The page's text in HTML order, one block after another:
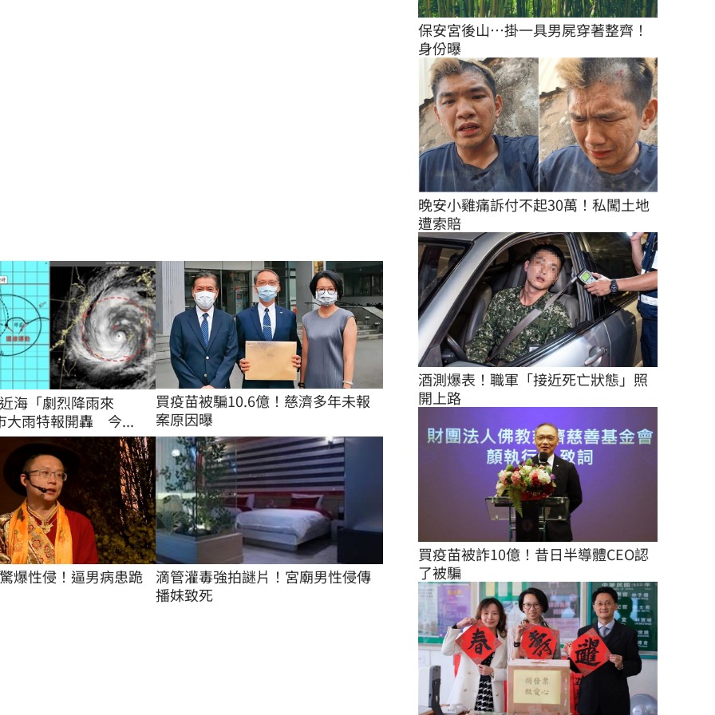
海「劇烈降雨來
大雨特報開轟 今...
買疫苗被騙10.6億！慈濟多年未報
案原因曝
爆性侵！逼男病患跪
滴管灌毒強拍謎片！宮廟男性侵傳
播妹致死
保安宮後山…掛一具男屍穿著整齊！
身份曝
晚安小雞痛訴付不起30萬！私闖土地
遭索賠
酒測爆表！職軍「接近死亡狀態」照
開上路
買疫苗被詐10億！昔日半導體CEO認
了被騙